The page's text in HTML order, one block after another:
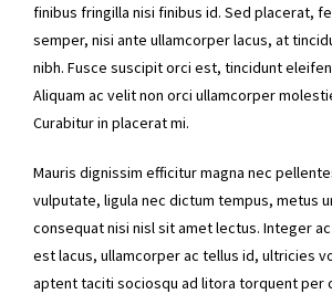
finibus fringilla nisi finibus id. Sed placerat,
semper, nisi ante ullamcorper lacus, at
nibh. Fusce suscipit orci est, tincidunt
Aliquam ac velit non orci ullamcorper
Curabitur in placerat mi.
Mauris dignissim efficitur magna nec
vulputate, ligula nec dictum tempus, metus
consequat nisi nisl sit amet lectus. Integer
est lacus, ullamcorper ac tellus id, ultricies
aptent taciti sociosqu ad litora torquent per